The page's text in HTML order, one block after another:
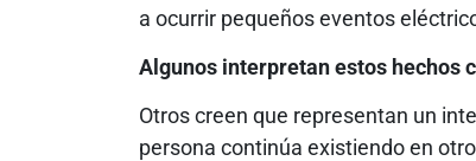
a ocurrir pequeños eventos
Algunos interpretan estos hechos
Otros creen que representan un
persona continúa existiendo en